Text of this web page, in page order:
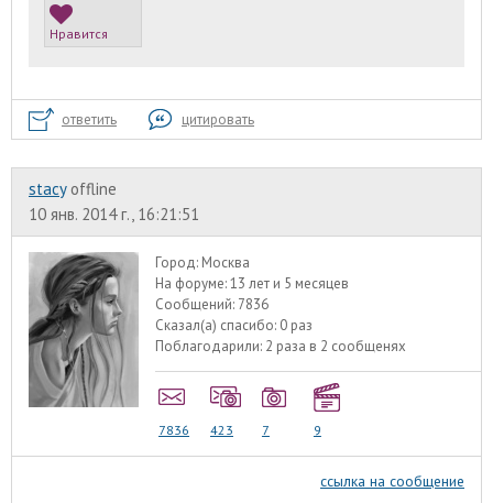
Нравится
ответить цитировать
stacy offline
10 янв. 2014 г., 16:21:51
Город: Москва
На форуме:13 лет и 5 месяцев
Сообщений: 7836
Сказал(а) спасибо: 0 раз
Поблагодарили: 2 раза в 2 сообщенях
7836 423 7 9
ссылка на сообщение